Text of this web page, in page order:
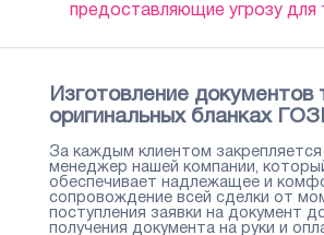
предоставляющие угрозу для
Изготовление документов
оригинальных бланках
За каждым клиентом закрепляется
менеджер нашей компании,
обеспечивает надлежащее и
сопровождение всей сделки от
поступления заявки на документ
получения документа на руки и